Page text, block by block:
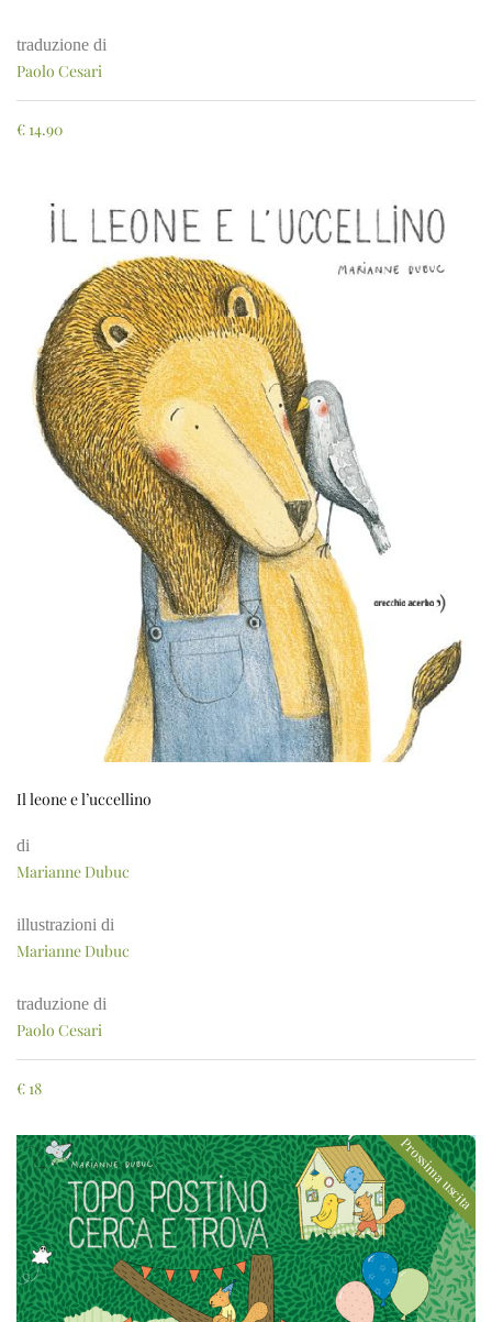
traduzione di
Paolo Cesari
€ 14.90
Il leone e l’uccellino
di
Marianne Dubuc
illustrazioni di
Marianne Dubuc
traduzione di
Paolo Cesari
€ 18
Prossima uscita